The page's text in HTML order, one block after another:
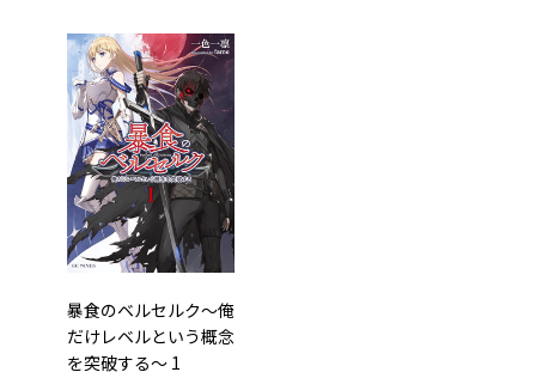
暴食のベルセルク～俺
だけレベルという概念
を突破する～ 1